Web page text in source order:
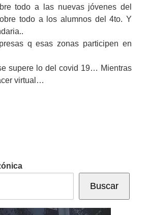
todo a las nuevas jóvenes del
todo a los alumnos del 4to. Y
q esas zonas participen en
supere lo del covid 19… Mientras
virtual…
Buscar